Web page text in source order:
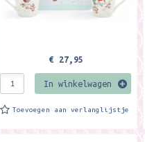
€ 27,95
In winkelwagen
Toevoegen aan verlanglijstje